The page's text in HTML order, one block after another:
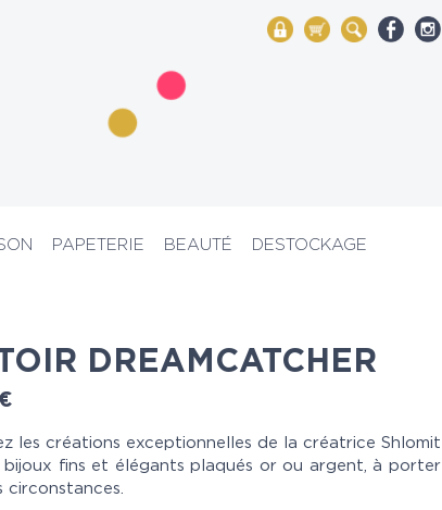
My Account
Mon panier
Rechercher
PAPETERIE BEAUTÉ DESTOCKAGE
DREAMCATCHER
les créations exceptionnelles de la créatrice Shlomit
bijoux fins et élégants plaqués or ou argent, à porter
circonstances.